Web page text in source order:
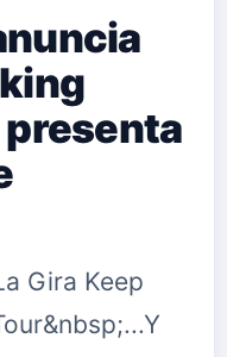
Gira Keep